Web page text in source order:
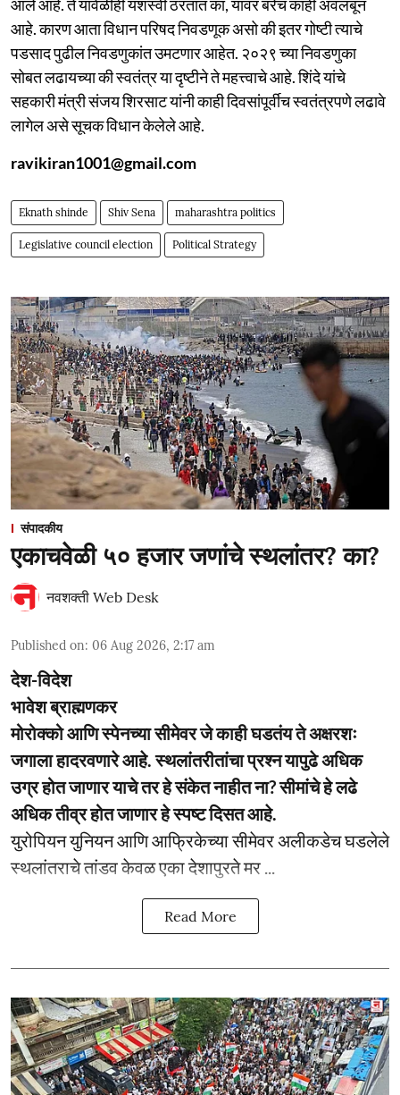
आले आहे. ते यावेळीही यशस्वी ठरतात का, यावर बरेच काही अवलंबून
आहे. कारण आता विधान परिषद निवडणूक असो की इतर गोष्टी त्याचे
पडसाद पुढील निवडणुकांत उमटणार आहेत. २०२९ च्या निवडणुका
सोबत लढायच्या की स्वतंत्र या दृष्टीने ते महत्त्वाचे आहे. शिंदे यांचे
सहकारी मंत्री संजय शिरसाट यांनी काही दिवसांपूर्वीच स्वतंत्रपणे लढावे
लागेल असे सूचक विधान केलेले आहे.
ravikiran1001@gmail.com
Eknath shinde Shiv Sena maharashtra politics
Legislative council election Political Strategy
संपादकीय
एकाचवेळी ५० हजार जणांचे स्थलांतर? का?
नवशक्ती Web Desk
Published on: 06 Aug 2026, 2:17 am
देश-विदेश
भावेश ब्राह्मणकर
मोरोक्को आणि स्पेनच्या सीमेवर जे काही घडतंय ते अक्षरशः
जगाला हादरवणारे आहे. स्थलांतरीतांचा प्रश्न यापुढे अधिक
उग्र होत जाणार याचे तर हे संकेत नाहीत ना? सीमांचे हे लढे
अधिक तीव्र होत जाणार हे स्पष्ट दिसत आहे.
युरोपियन युनियन आणि आफ्रिकेच्या सीमेवर अलीकडेच घडलेले
स्थलांतराचे तांडव केवळ एका देशापुरते मर ...
Read More